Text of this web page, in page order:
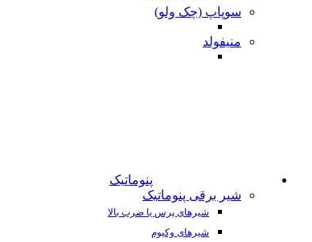
سوپاپ (چک ولو)
منیفولد
پنوماتیک
شیر برقی پنوماتیک
شیرهای پرس یا ضرب بالا
شیرهای وکیوم